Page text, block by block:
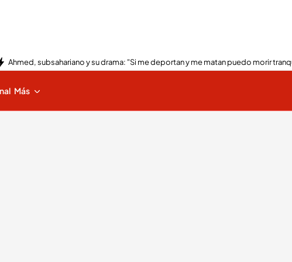
Ahmed, subsahariano y su drama: "Si me deportan y me matan puedo morir
Más